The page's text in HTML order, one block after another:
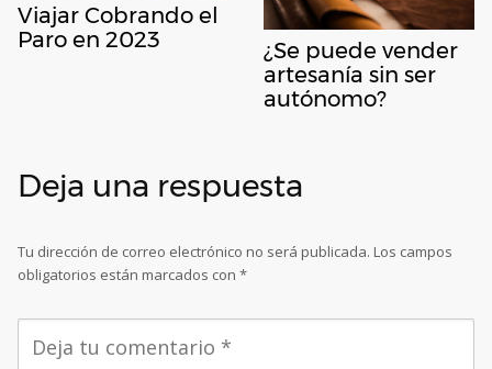
Viajar Cobrando el
Paro en 2023
¿Se puede vender
artesanía sin ser
autónomo?
Deja una respuesta
Tu dirección de correo electrónico no será publicada. Los campos
obligatorios están marcados con *